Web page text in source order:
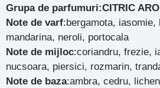
Grupa de parfumuri:CITRIC
Note de varf:bergamota, iasomie,
mandarina, neroli, portocala
Note de mijloc:coriandru, frezie,
nucsoara, piersici, rozmarin,
Note de baza:ambra, cedru,